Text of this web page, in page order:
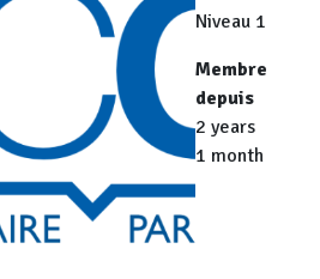
Niveau 1
Membre
depuis
2 years
1 month